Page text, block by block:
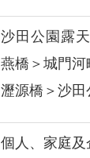
沙田公園露
燕橋＞城門河
瀝源橋＞沙
個人、家庭及